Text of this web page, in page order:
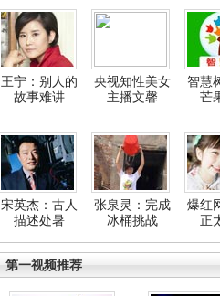
王宁：别人的
故事难讲
央视知性美女
主播文馨
智慧
芒
宋英杰：古人
描述处暑
张泉灵：完成
冰桶挑战
爆红
正
第一视频推荐